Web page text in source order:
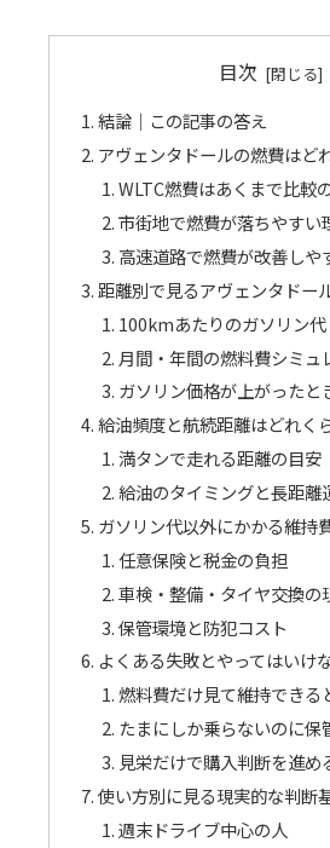
目次
結論｜この記事の答え
アヴェンタドールの燃費はど
WLTC燃費はあくまで比較
市街地で燃費が落ちやすい
高速道路で燃費が改善しや
距離別で見るアヴェンタドー
100kmあたりのガソリン代
月間・年間の燃料費シミュ
ガソリン価格が上がったと
給油頻度と航続距離はどれく
満タンで走れる距離の目安
給油のタイミングと長距離
ガソリン代以外にかかる維持
任意保険と税金の負担
車検・整備・タイヤ交換の
保管環境と防犯コスト
よくある失敗とやってはいけ
燃料費だけ見て維持できる
たまにしか乗らないのに保
見栄だけで購入判断を進め
使い方別に見る現実的な判断
週末ドライブ中心の人